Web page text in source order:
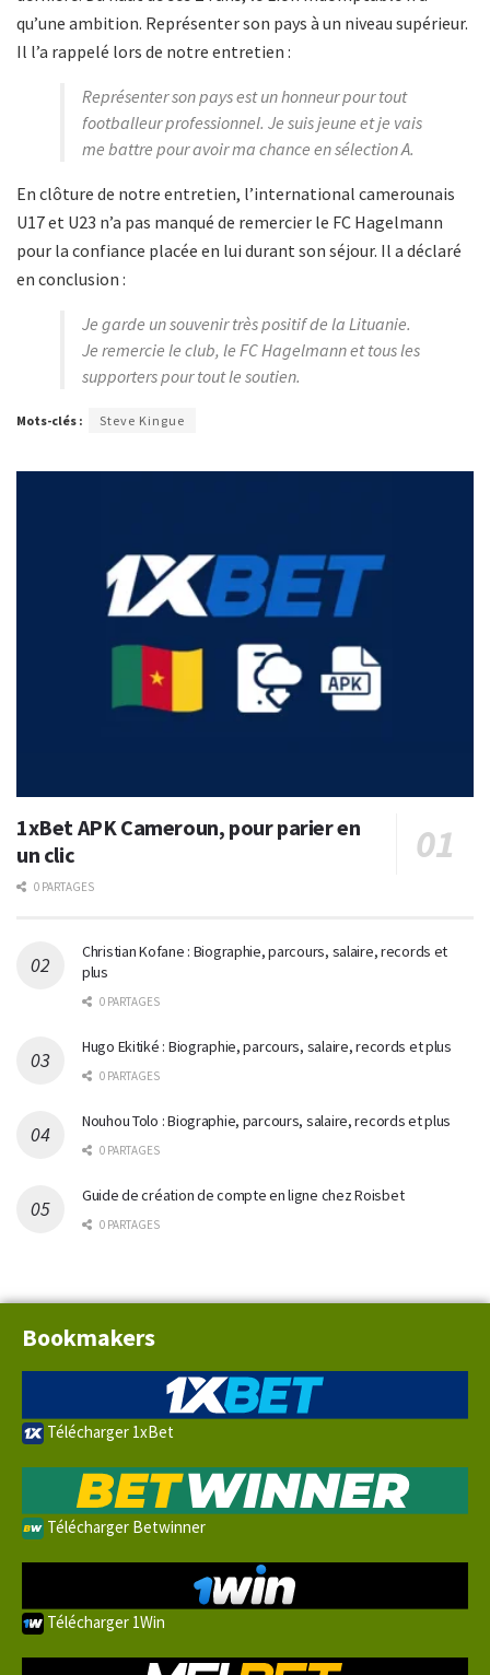
qu’une ambition. Représenter son pays à un niveau supérieur.
Il l’a rappelé lors de notre entretien :
Représenter son pays est un honneur pour tout
footballeur professionnel. Je suis jeune et je vais
me battre pour avoir ma chance en sélection A.
En clôture de notre entretien, l’international camerounais
U17 et U23 n’a pas manqué de remercier le FC Hagelmann
pour la confiance placée en lui durant son séjour. Il a déclaré
en conclusion :
Je garde un souvenir très positif de la Lituanie.
Je remercie le club, le FC Hagelmann et tous les
supporters pour tout le soutien.
Mots-clés : Steve Kingue
1xBet APK Cameroun, pour parier en
un clic
0 PARTAGES
Christian Kofane : Biographie, parcours, salaire, records et
plus
0 PARTAGES
Hugo Ekitiké : Biographie, parcours, salaire, records et plus
0 PARTAGES
Nouhou Tolo : Biographie, parcours, salaire, records et plus
0 PARTAGES
Guide de création de compte en ligne chez Roisbet
0 PARTAGES
Bookmakers
Télécharger 1xBet
Télécharger Betwinner
Télécharger 1Win